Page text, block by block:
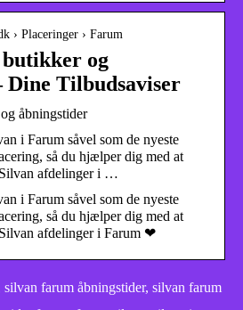
› Placeringer › Farum
og
Dine Tilbudsaviser
åbningstider
i Farum såvel som de nyeste
så du hjælper dig med at
afdelinger i …
i Farum såvel som de nyeste
så du hjælper dig med at
afdelinger i Farum ❤
farum åbningstider, silvan farum